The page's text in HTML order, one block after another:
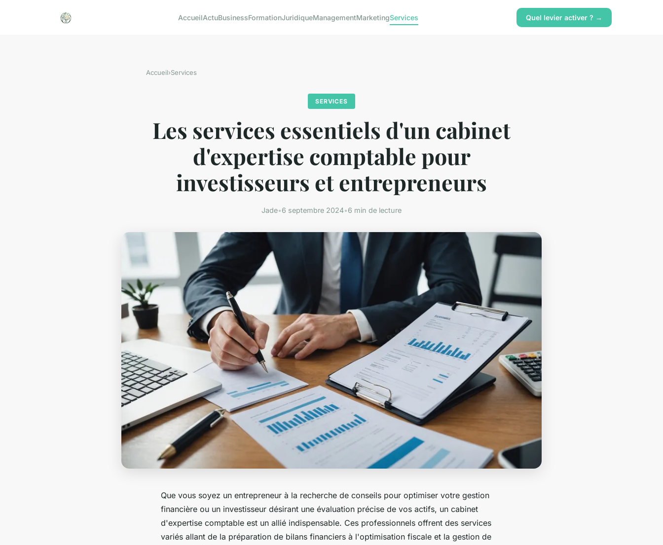
AccueilActuBusinessFormationJuridiqueManagementMarketingServices Quel levier activer ? →
Accueil›Services
SERVICES
Les services essentiels d'un cabinet
d'expertise comptable pour
investisseurs et entrepreneurs
Jade•6 septembre 2024•6 min de lecture
Que vous soyez un entrepreneur à la recherche de conseils pour optimiser votre gestion
financière ou un investisseur désirant une évaluation précise de vos actifs, un cabinet
d'expertise comptable est un allié indispensable. Ces professionnels offrent des services
variés allant de la préparation de bilans financiers à l'optimisation fiscale et la gestion de